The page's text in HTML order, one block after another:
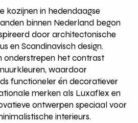
kozijnen in hedendaagse
binnen Nederland begon
door architectonische
en Scandinavisch design.
het contrast
waardoor
functioneler én decoratiever
merken als Luxaflex en
ontwerpen speciaal voor
interieurs.